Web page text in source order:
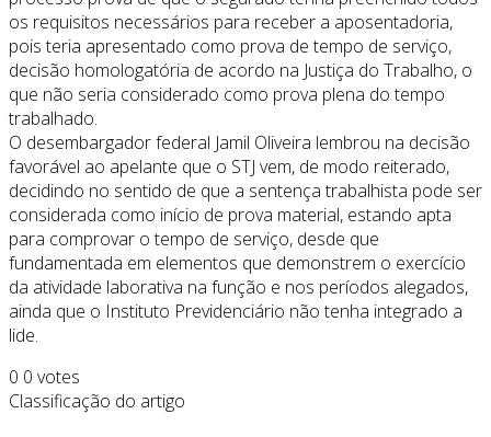
os requisitos necessários para receber a aposentadoria,
pois teria apresentado como prova de tempo de serviço,
decisão homologatória de acordo na Justiça do Trabalho, o
que não seria considerado como prova plena do tempo
trabalhado.
O desembargador federal Jamil Oliveira lembrou na decisão
favorável ao apelante que o STJ vem, de modo reiterado,
decidindo no sentido de que a sentença trabalhista pode ser
considerada como início de prova material, estando apta
para comprovar o tempo de serviço, desde que
fundamentada em elementos que demonstrem o exercício
da atividade laborativa na função e nos períodos alegados,
ainda que o Instituto Previdenciário não tenha integrado a
lide.
0 0 votes
Classificação do artigo